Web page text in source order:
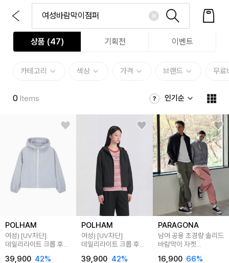
상품 (47) 기획전 이벤트
카테고리 색상 가격 브랜드 무료
0 Items 인기순
POLHAM
여성) [UV차단]
데일리라이트 크롭 후드
39,900 42%
POLHAM
여성) [UV차단]
데일리라이트 크롭 후드
39,900 42%
PARAGONA
남여 공용 초경량 솔리드
바람막이 자켓
16,900 66%